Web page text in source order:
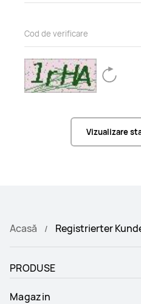
Vizualizare
Acasă Registrierter
PRODUSE
Magazin